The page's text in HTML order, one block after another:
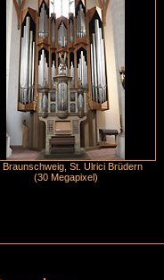
Braunschweig, St. Ulrici Brüdern
(30 Megapixel)